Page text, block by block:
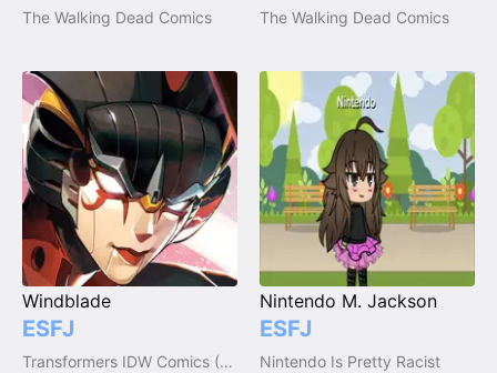
The Walking Dead Comics The Walking Dead Comics
Windblade
ESFJ
Transformers IDW Comics (2005-2018)
Nintendo M. Jackson
ESFJ
Nintendo Is Pretty Racist